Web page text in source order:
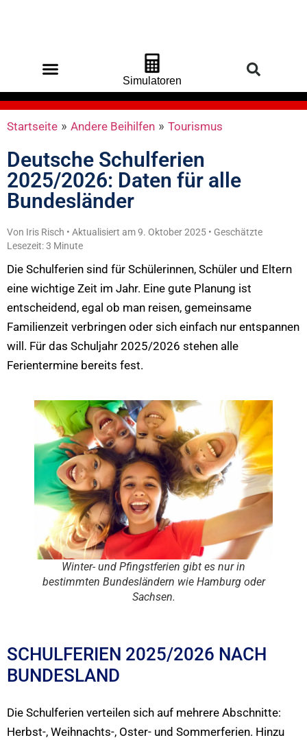
Simulatoren
Startseite » Andere Beihilfen » Tourismus
Deutsche Schulferien
2025/2026: Daten für alle
Bundesländer
Von Iris Risch • Aktualisiert am 9. Oktober 2025 • Geschätzte
Lesezeit: 3 Minute
Die Schulferien sind für Schülerinnen, Schüler und Eltern
eine wichtige Zeit im Jahr. Eine gute Planung ist
entscheidend, egal ob man reisen, gemeinsame
Familienzeit verbringen oder sich einfach nur entspannen
will. Für das Schuljahr 2025/2026 stehen alle
Ferientermine bereits fest.
Winter- und Pfingstferien gibt es nur in
bestimmten Bundesländern wie Hamburg oder
Sachsen.
SCHULFERIEN 2025/2026 NACH
BUNDESLAND
Die Schulferien verteilen sich auf mehrere Abschnitte:
Herbst-, Weihnachts-, Oster- und Sommerferien. Hinzu